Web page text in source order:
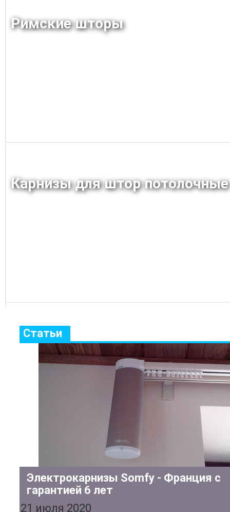
Римские шторы
Карнизы для штор потолочные
Статьи
Электрокарнизы Somfy - Франция с
гарантией 6 лет
21 июля 2020